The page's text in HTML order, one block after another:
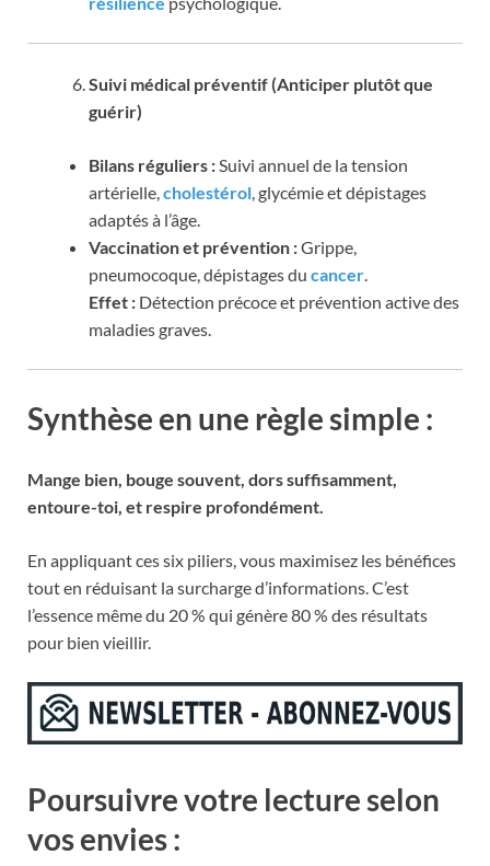
Suivi médical préventif (Anticiper plutôt que
guérir)
Bilans réguliers :Suivi annuel de la tension
artérielle,cholestérol, glycémie et dépistages
adaptés à l’âge.
Vaccination et prévention :Grippe,
pneumocoque, dépistages du cancer.
Effet : Détection précoce et prévention active des
maladies graves.
Synthèse en une règle simple :
Mange bien, bouge souvent, dors suffisamment,
entoure-toi, et respire profondément.
En appliquant ces six piliers, vous maximisez les bénéfices
tout en réduisant la surcharge d’informations. C’est
l’essence même du 20 % qui génère 80 % des résultats
pour bien vieillir.
Poursuivre votre lecture selon
vos envies :